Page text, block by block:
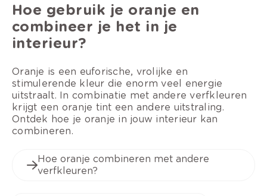
Hoe gebruik je oranje en
combineer je het in je
interieur?
Oranje is een euforische, vrolijke en
stimulerende kleur die enorm veel energie
uitstraalt. In combinatie met andere verfkleuren
krijgt een oranje tint een andere uitstraling.
Ontdek hoe je oranje in jouw interieur kan
combineren.
Hoe oranje combineren met andere
verfkleuren?